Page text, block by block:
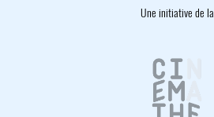
Une initiative de la